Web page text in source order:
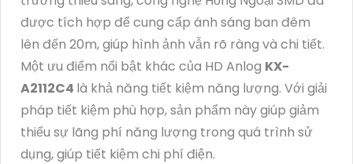
được tích hợp để cung cấp ánh sáng ban đêm
lên đến 20m, giúp hình ảnh vẫn rõ ràng và chi tiết.
Một ưu điểm nổi bật khác của HD Anlog KX-
A2112C4 là khả năng tiết kiệm năng lượng. Với giải
pháp tiết kiệm phù hợp, sản phẩm này giúp giảm
thiểu sự lãng phí năng lượng trong quá trình sử
dụng, giúp tiết kiệm chi phí điện.